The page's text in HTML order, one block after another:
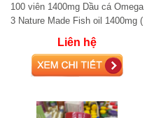
100 viên 1400mg Dầu cá Omega
3 Nature Made Fish oil 1400mg (
Liên hệ